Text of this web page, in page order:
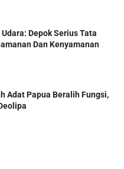
Depok Serius Tata
Dan Kenyamanan
Adat Papua Beralih Fungsi,